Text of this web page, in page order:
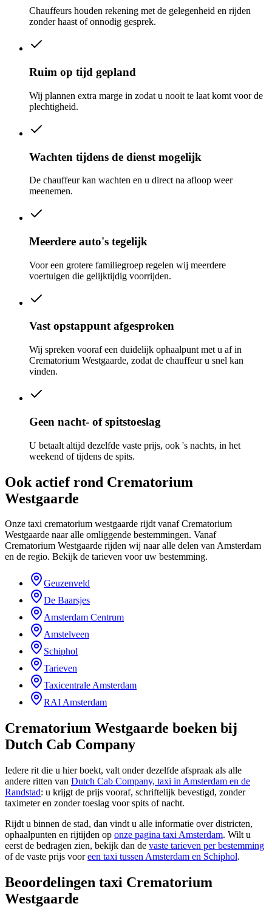
Chauffeurs houden rekening met de gelegenheid en rijden
zonder haast of onnodig gesprek.
Ruim op tijd gepland
Wij plannen extra marge in zodat u nooit te laat komt voor de
plechtigheid.
Wachten tijdens de dienst mogelijk
De chauffeur kan wachten en u direct na afloop weer
meenemen.
Meerdere auto's tegelijk
Voor een grotere familiegroep regelen wij meerdere
voertuigen die gelijktijdig voorrijden.
Vast opstappunt afgesproken
Wij spreken vooraf een duidelijk ophaalpunt met u af in
Crematorium Westgaarde, zodat de chauffeur u snel kan
vinden.
Geen nacht- of spitstoeslag
U betaalt altijd dezelfde vaste prijs, ook 's nachts, in het
weekend of tijdens de spits.
Ook actief rond Crematorium
Westgaarde
Onze taxi crematorium westgaarde rijdt vanaf Crematorium
Westgaarde naar alle omliggende bestemmingen. Vanaf
Crematorium Westgaarde rijden wij naar alle delen van Amsterdam
en de regio. Bekijk de tarieven voor uw bestemming.
Geuzenveld
De Baarsjes
Amsterdam Centrum
Amstelveen
Schiphol
Tarieven
Taxicentrale Amsterdam
RAI Amsterdam
Crematorium Westgaarde boeken bij
Dutch Cab Company
Iedere rit die u hier boekt, valt onder dezelfde afspraak als alle
andere ritten van Dutch Cab Company, taxi in Amsterdam en de
Randstad: u krijgt de prijs vooraf, schriftelijk bevestigd, zonder
taximeter en zonder toeslag voor spits of nacht.
Rijdt u binnen de stad, dan vindt u alle informatie over districten,
ophaalpunten en rijtijden op onze pagina taxi Amsterdam. Wilt u
eerst de bedragen zien, bekijk dan de vaste tarieven per bestemming
of de vaste prijs voor een taxi tussen Amsterdam en Schiphol.
Beoordelingen taxi Crematorium
Westgaarde